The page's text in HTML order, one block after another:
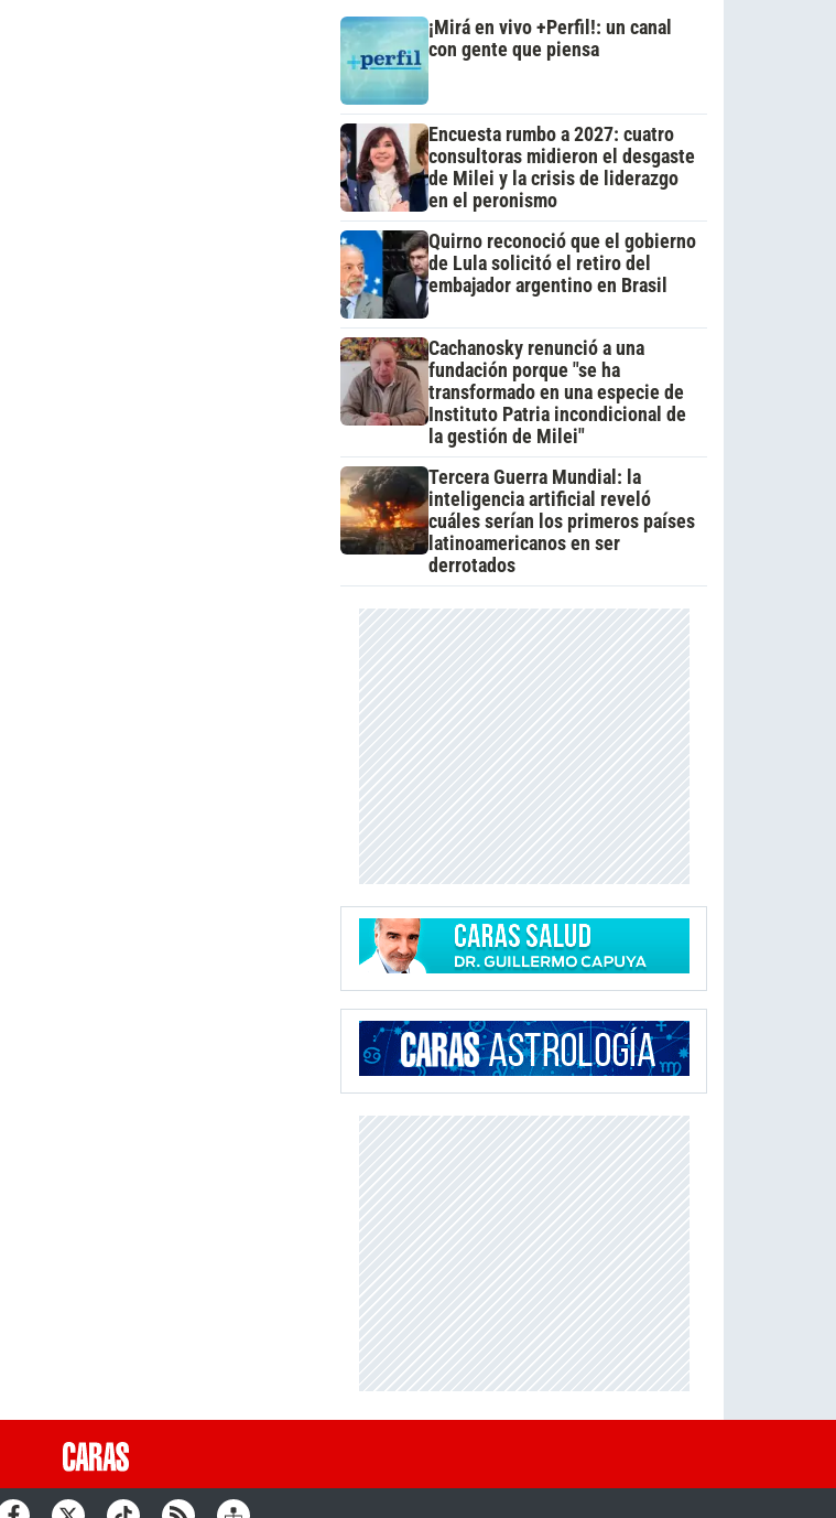
¡Mirá en vivo +Perfil!: un canal
con gente que piensa
Encuesta rumbo a 2027: cuatro
consultoras midieron el desgaste
de Milei y la crisis de liderazgo
en el peronismo
Quirno reconoció que el gobierno
de Lula solicitó el retiro del
embajador argentino en Brasil
Cachanosky renunció a una
fundación porque "se ha
transformado en una especie de
Instituto Patria incondicional de
la gestión de Milei"
Tercera Guerra Mundial: la
inteligencia artificial reveló
cuáles serían los primeros países
latinoamericanos en ser
derrotados